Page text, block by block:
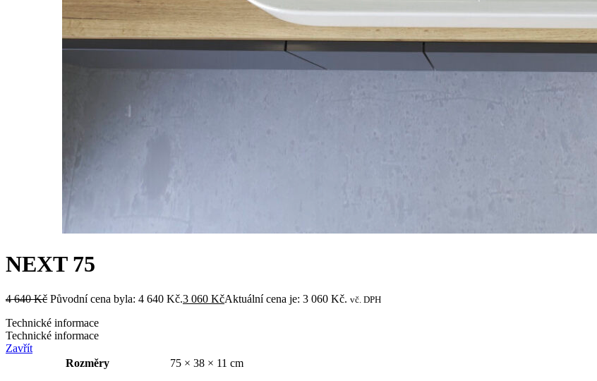
NEXT 75
4 640Kč Původní cena byla: 4 640 Kč.3 060 KčAktuální cena je: 3 060 Kč. vč. DPH
Technické informace
Technické informace
Zavřít
Rozměry
75 × 38 × 11 cm